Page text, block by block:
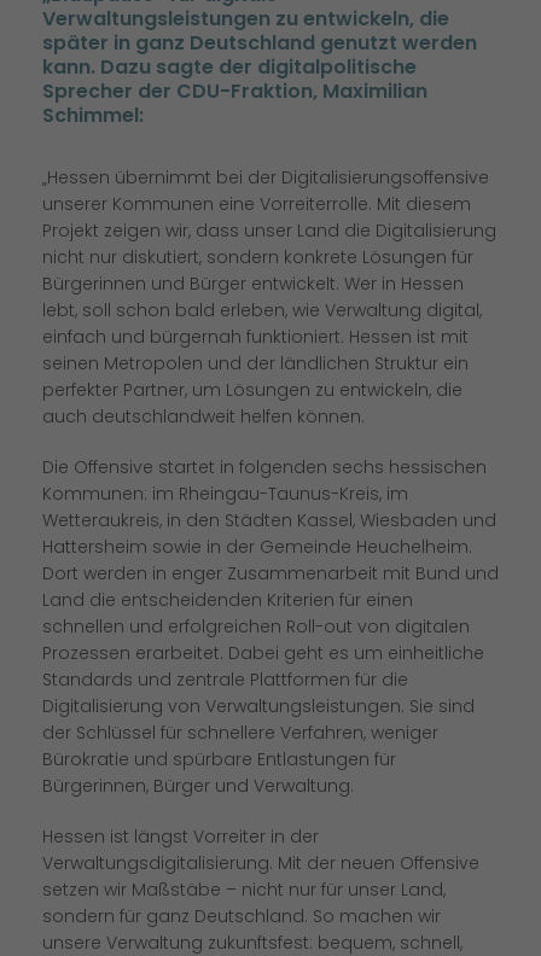
Verwaltungsleistungen zu entwickeln, die
später in ganz Deutschland genutzt werden
kann. Dazu sagte der digitalpolitische
Sprecher der CDU-Fraktion, Maximilian
Schimmel:
Hessen übernimmt bei der Digitalisierungsoffensive
unserer Kommunen eine Vorreiterrolle. Mit diesem
Projekt zeigen wir, dass unser Land die Digitalisierung
nicht nur diskutiert, sondern konkrete Lösungen für
Bürgerinnen und Bürger entwickelt. Wer in Hessen
lebt, soll schon bald erleben, wie Verwaltung digital,
einfach und bürgernah funktioniert. Hessen ist mit
seinen Metropolen und der ländlichen Struktur ein
perfekter Partner, um Lösungen zu entwickeln, die
auch deutschlandweit helfen können.
Die Offensive startet in folgenden sechs hessischen
Kommunen: im Rheingau-Taunus-Kreis, im
Wetteraukreis, in den Städten Kassel, Wiesbaden und
Hattersheim sowie in der Gemeinde Heuchelheim.
Dort werden in enger Zusammenarbeit mit Bund und
Land die entscheidenden Kriterien für einen
schnellen und erfolgreichen Roll-out von digitalen
Prozessen erarbeitet. Dabei geht es um einheitliche
Standards und zentrale Plattformen für die
Digitalisierung von Verwaltungsleistungen. Sie sind
der Schlüssel für schnellere Verfahren, weniger
Bürokratie und spürbare Entlastungen für
Bürgerinnen, Bürger und Verwaltung.
Hessen ist längst Vorreiter in der
Verwaltungsdigitalisierung. Mit der neuen Offensive
setzen wir Maßstäbe – nicht nur für unser Land,
sondern für ganz Deutschland. So machen wir
unsere Verwaltung zukunftsfest: bequem, schnell,